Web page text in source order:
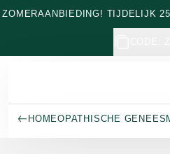
Naar hoofdinhoud gaan
ZOMERAANBIEDING! TIJDELIJK
HOMEOPATHISCHE